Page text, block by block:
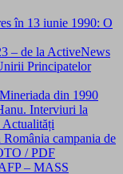
în 13 iunie 1990: O
– de la ActiveNews
Principatelor
din 1990
Interviuri la
Actualități
campania de
/ PDF
– MASS